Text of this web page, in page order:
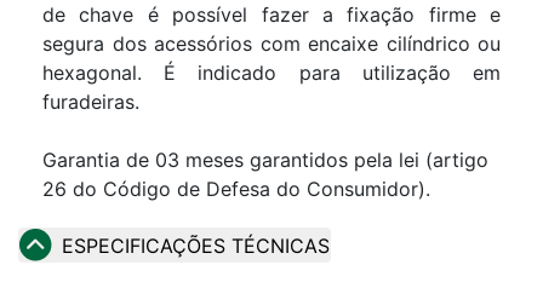
de chave é possível fazer a fixação firme e
segura dos acessórios com encaixe cilíndrico ou
hexagonal. É indicado para utilização em
furadeiras.
Garantia de 03 meses garantidos pela lei (artigo
26 do Código de Defesa do Consumidor).
ESPECIFICAÇÕES TÉCNICAS